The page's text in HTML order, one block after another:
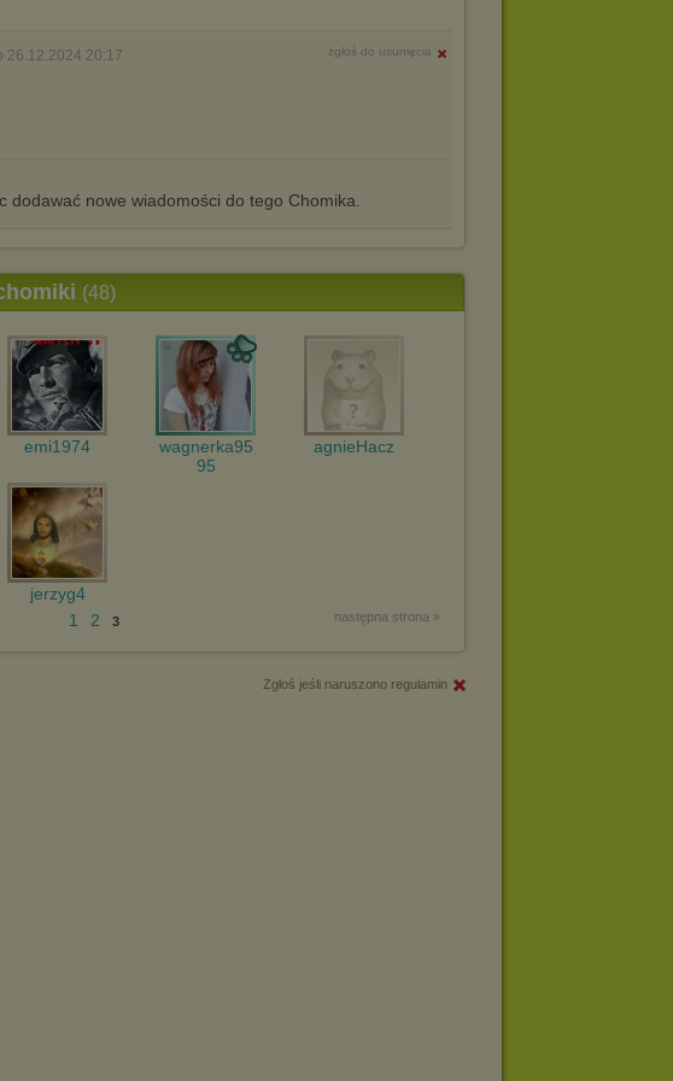
26.12.2024 20:17 zgłoś do usunięcia
dodawać nowe wiadomości do tego Chomika.
(48)
emi1974
wagnerka95
95
agnieHacz
jerzyg4
następna strona »
1 2 3
Zgłoś jeśli naruszono regulamin